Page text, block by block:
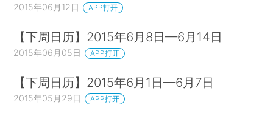
2015年06月12日 APP打开
【下周日历】2015年6月8日—6月14日
2015年06月05日 APP打开
【下周日历】2015年6月1日—6月7日
2015年05月29日 APP打开